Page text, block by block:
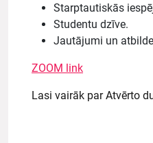
Starptautiskās
Studentu dzīve.
Jautājumi un
ZOOM link
Lasi vairāk par Atvērto